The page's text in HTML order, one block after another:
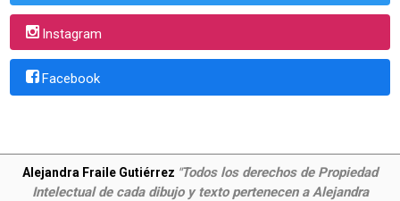
Instagram
Facebook
Alejandra Fraile Gutiérrez "Todos los derechos de Propiedad
Intelectual de cada dibujo y texto pertenecen a Alejandra